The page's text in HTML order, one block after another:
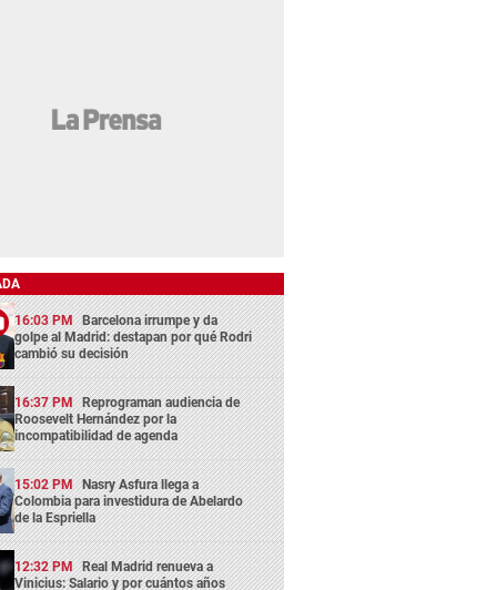
16:03 PM Barcelona irrumpe y da
golpe al Madrid: destapan por qué Rodri
cambió su decisión
16:37 PM Reprograman audiencia de
Roosevelt Hernández por la
incompatibilidad de agenda
15:02 PM Nasry Asfura llega a
Colombia para investidura de Abelardo
de la Espriella
12:32 PM Real Madrid renueva a
Vinicius: Salario y por cuántos años